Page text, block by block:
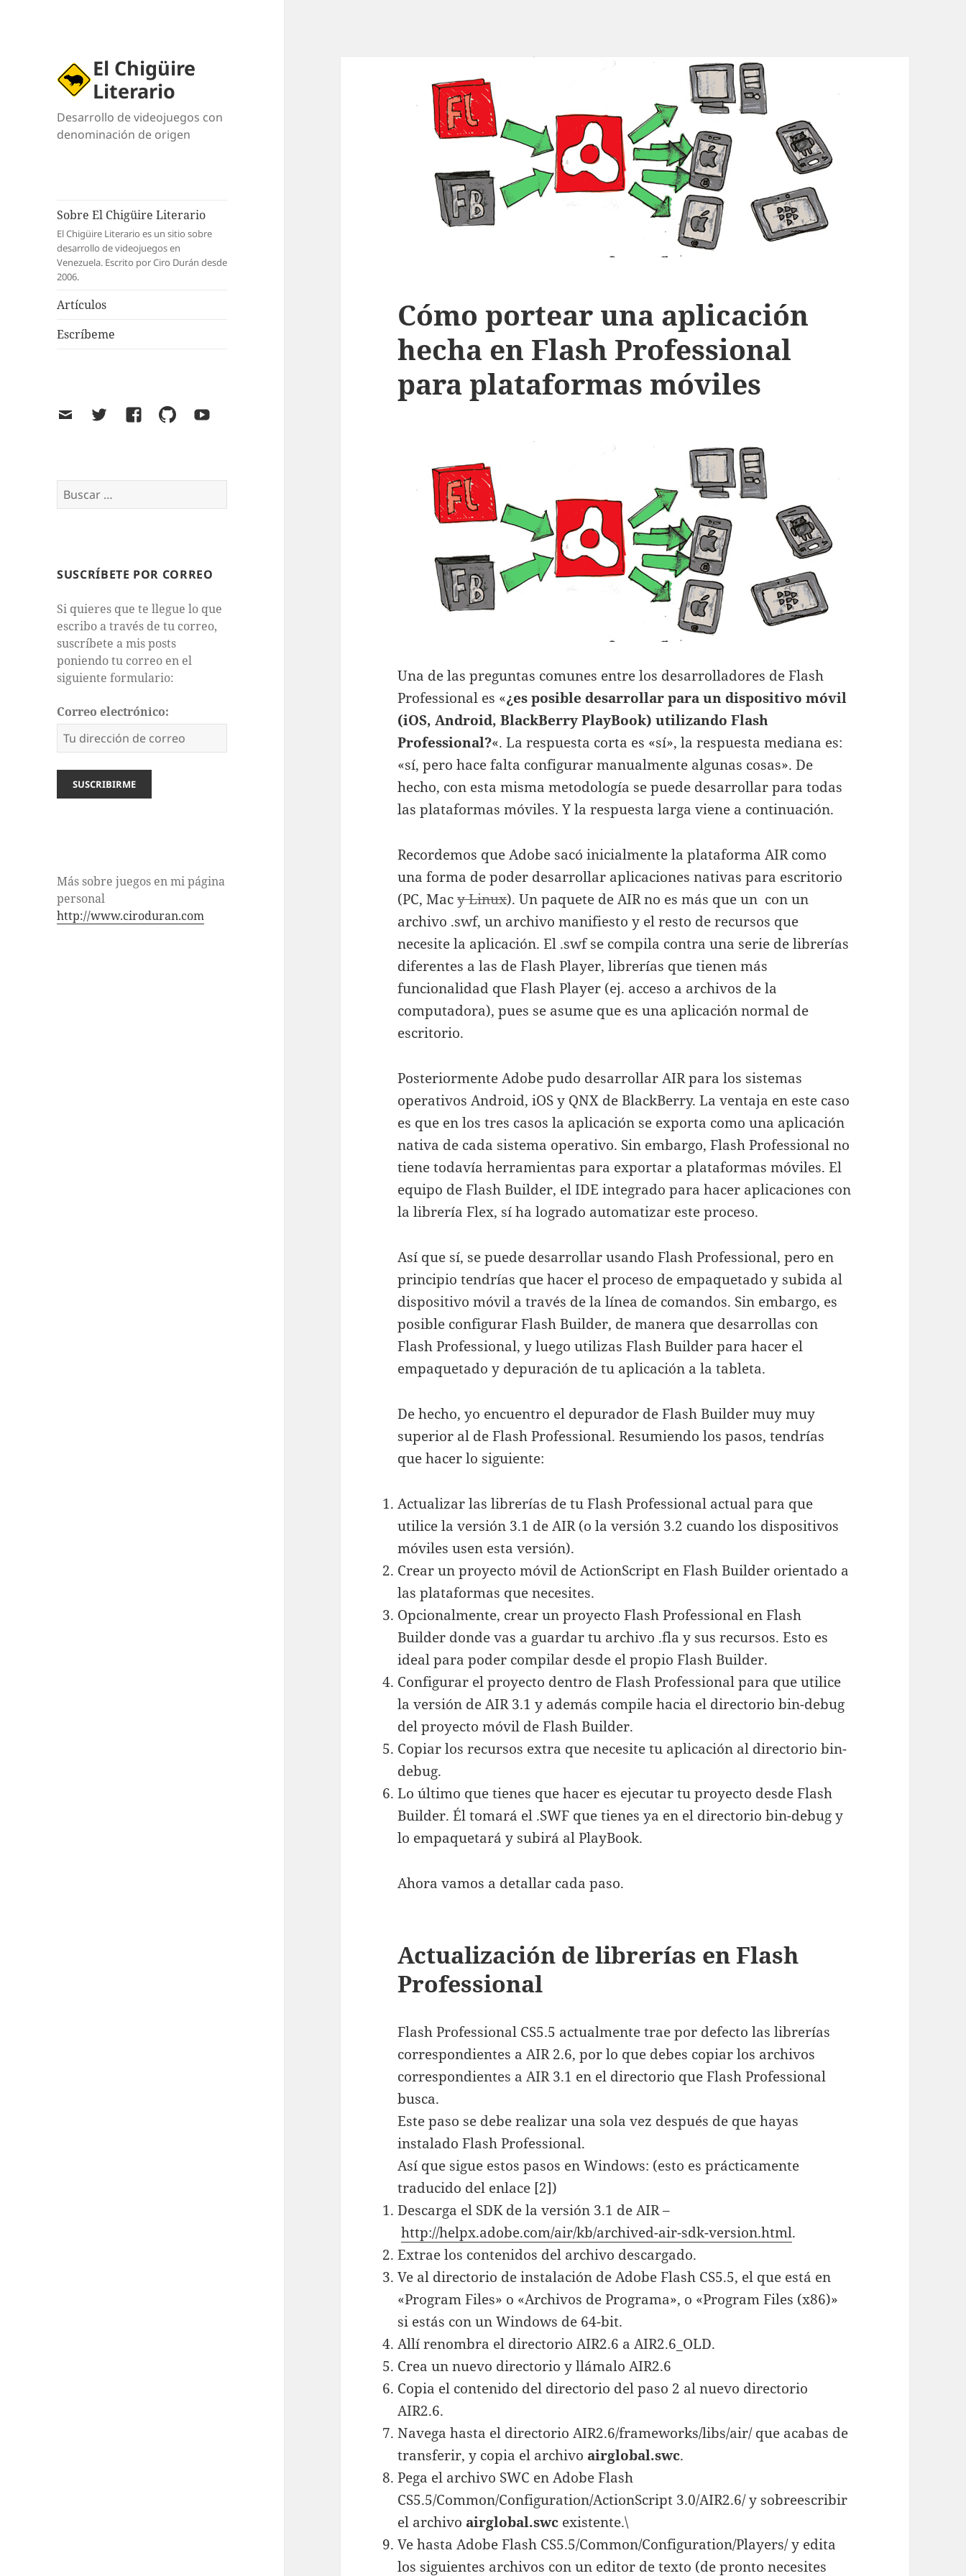
El Chigüire
Literario
Desarrollo de videojuegos con
denominación de origen
Sobre El Chigüire Literario
El Chigüire Literario es un sitio sobre
desarrollo de videojuegos en
Venezuela. Escrito por Ciro Durán desde
2006.
Artículos
Escríbeme
EmailTwitterFacebookGitHubYoutube
Buscar:
SUSCRÍBETE POR CORREO
Si quieres que te llegue lo que
escribo a través de tu correo,
suscríbete a mis posts
poniendo tu correo en el
siguiente formulario:
Correo electrónico:
Más sobre juegos en mi página
personal
http://www.ciroduran.com
Cómo portear una aplicación
hecha en Flash Professional
para plataformas móviles
Una de las preguntas comunes entre los desarrolladores de Flash
Professional es «¿es posible desarrollar para un dispositivo móvil
(iOS, Android, BlackBerry PlayBook) utilizando Flash
Professional?«. La respuesta corta es «sí», la respuesta mediana es:
«sí, pero hace falta configurar manualmente algunas cosas». De
hecho, con esta misma metodología se puede desarrollar para todas
las plataformas móviles. Y la respuesta larga viene a continuación.
Recordemos que Adobe sacó inicialmente la plataforma AIR como
una forma de poder desarrollar aplicaciones nativas para escritorio
(PC, Macy Linux). Un paquete de AIR no es más que un con un
archivo .swf, un archivo manifiesto y el resto de recursos que
necesite la aplicación. El .swf se compila contra una serie de librerías
diferentes a las de Flash Player, librerías que tienen más
funcionalidad que Flash Player (ej. acceso a archivos de la
computadora), pues se asume que es una aplicación normal de
escritorio.
Posteriormente Adobe pudo desarrollar AIR para los sistemas
operativos Android, iOS y QNX de BlackBerry. La ventaja en este caso
es que en los tres casos la aplicación se exporta como una aplicación
nativa de cada sistema operativo. Sin embargo, Flash Professional no
tiene todavía herramientas para exportar a plataformas móviles. El
equipo de Flash Builder, el IDE integrado para hacer aplicaciones con
la librería Flex, sí ha logrado automatizar este proceso.
Así que sí, se puede desarrollar usando Flash Professional, pero en
principio tendrías que hacer el proceso de empaquetado y subida al
dispositivo móvil a través de la línea de comandos. Sin embargo, es
posible configurar Flash Builder, de manera que desarrollas con
Flash Professional, y luego utilizas Flash Builder para hacer el
empaquetado y depuración de tu aplicación a la tableta.
De hecho, yo encuentro el depurador de Flash Builder muy muy
superior al de Flash Professional. Resumiendo los pasos, tendrías
que hacer lo siguiente:
Actualizar las librerías de tu Flash Professional actual para que
utilice la versión 3.1 de AIR (o la versión 3.2 cuando los dispositivos
móviles usen esta versión).
Crear un proyecto móvil de ActionScript en Flash Builder orientado a
las plataformas que necesites.
Opcionalmente, crear un proyecto Flash Professional en Flash
Builder donde vas a guardar tu archivo .fla y sus recursos. Esto es
ideal para poder compilar desde el propio Flash Builder.
Configurar el proyecto dentro de Flash Professional para que utilice
la versión de AIR 3.1 y además compile hacia el directorio bin-debug
del proyecto móvil de Flash Builder.
Copiar los recursos extra que necesite tu aplicación al directorio bin-
debug.
Lo último que tienes que hacer es ejecutar tu proyecto desde Flash
Builder. Él tomará el .SWF que tienes ya en el directorio bin-debug y
lo empaquetará y subirá al PlayBook.
Ahora vamos a detallar cada paso.
Actualización de librerías en Flash
Professional
Flash Professional CS5.5 actualmente trae por defecto las librerías
correspondientes a AIR 2.6, por lo que debes copiar los archivos
correspondientes a AIR 3.1 en el directorio que Flash Professional
busca.
Este paso se debe realizar una sola vez después de que hayas
instalado Flash Professional.
Así que sigue estos pasos en Windows: (esto es prácticamente
traducido del enlace [2])
Descarga el SDK de la versión 3.1 de AIR –
http://helpx.adobe.com/air/kb/archived-air-sdk-version.html.
Extrae los contenidos del archivo descargado.
Ve al directorio de instalación de Adobe Flash CS5.5, el que está en
«Program Files» o «Archivos de Programa», o «Program Files (x86)»
si estás con un Windows de 64-bit.
Allí renombra el directorio AIR2.6 a AIR2.6_OLD.
Crea un nuevo directorio y llámalo AIR2.6
Copia el contenido del directorio del paso 2 al nuevo directorio
AIR2.6.
Navega hasta el directorio AIR2.6/frameworks/libs/air/ que acabas de
transferir, y copia el archivo airglobal.swc.
Pega el archivo SWC en Adobe Flash
CS5.5/Common/Configuration/ActionScript 3.0/AIR2.6/ y sobreescribir
el archivo airglobal.swc existente.\
Ve hasta Adobe Flash CS5.5/Common/Configuration/Players/ y edita
los siguientes archivos con un editor de texto (de pronto necesites